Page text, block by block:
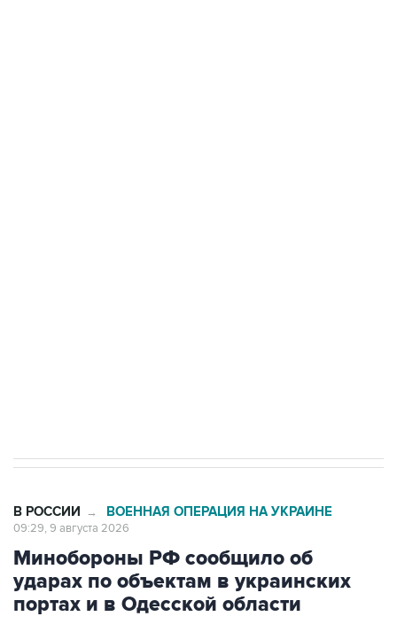
В РОССИИ → ВОЕННАЯ ОПЕРАЦИЯ НА УКРАИНЕ
09:29, 9 августа 2026
Минобороны РФ сообщило об
ударах по объектам в украинских
портах и в Одесской области